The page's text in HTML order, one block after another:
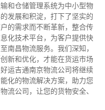
和仓储管理系统为中小型物
发展和积淀，打下了坚实的
的需求而不断革新，整合传
化技术平台，为客户提供快
南昌物流服务。 我们深知，
新和优化，才能在货运市场
运吉通南京物流公司将继续
化的物流解决方案，助力您
流公司，让您的货物安全、